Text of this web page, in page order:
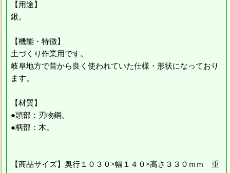
【用途】
鍬。
【機能・特徴】
土づくり作業用です。
岐阜地方で昔から良く使われていた仕様・形状になっており
ます。
【材質】
●頭部：刃物鋼。
●柄部：木。
【商品サイズ】奥行１０３０×幅１４０×高さ３３０ｍｍ 重